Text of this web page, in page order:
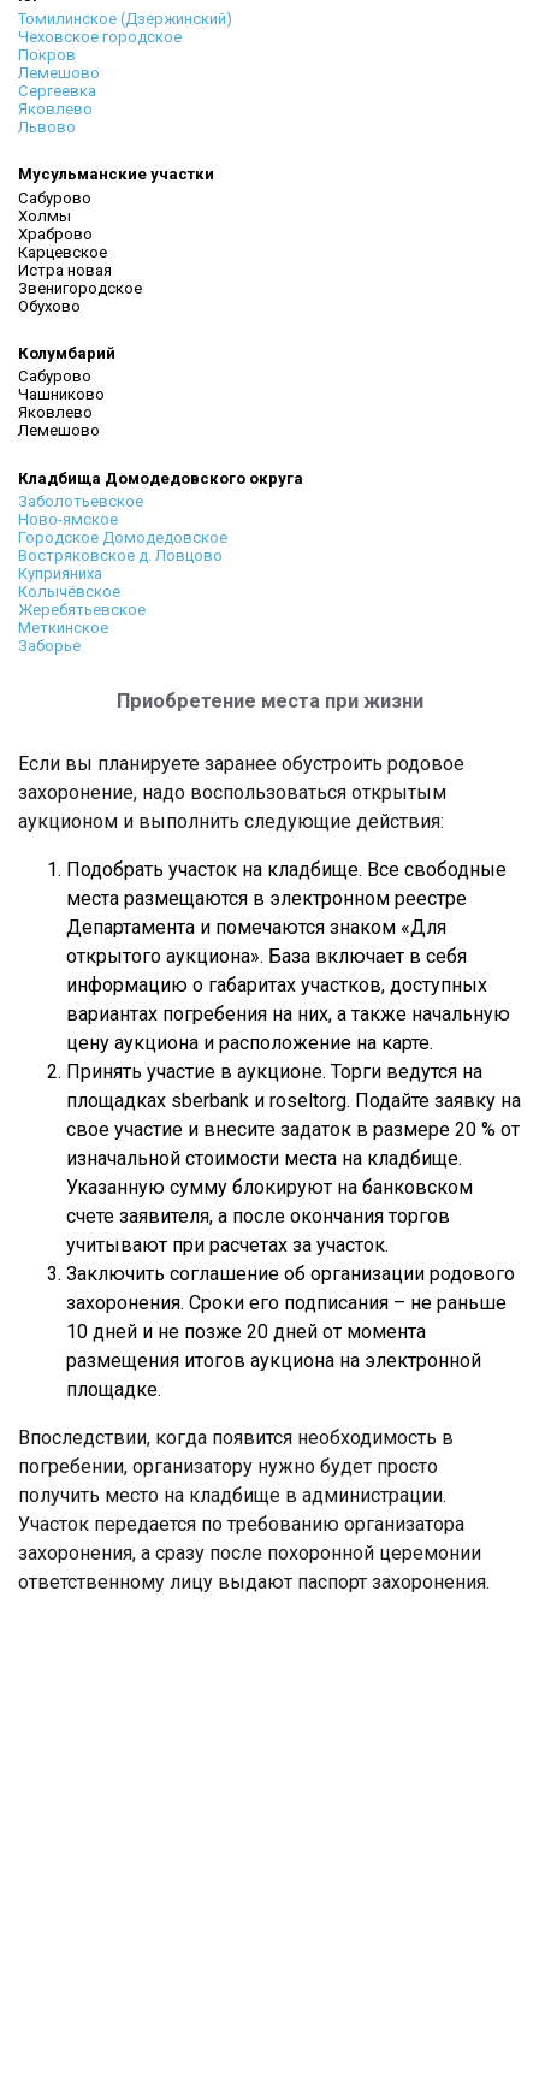
Томилинское (Дзержинский)
Чеховское городское
Покров
Лемешово
Сергеевка
Яковлево
Львово
Мусульманские участки
Сабурово
Холмы
Храброво
Карцевское
Истра новая
Звенигородское
Обухово
Колумбарий
Сабурово
Чашниково
Яковлево
Лемешово
Кладбища Домодедовского округа
Заболотьевское
Ново-ямское
Городское Домодедовское
Востряковское д. Ловцово
Куприяниха
Колычёвское
Жеребятьевское
Меткинское
Заборье
Приобретение места при жизни
Если вы планируете заранее обустроить родовое
захоронение, надо воспользоваться открытым
аукционом и выполнить следующие действия:
Подобрать участок на кладбище. Все свободные
места размещаются в электронном реестре
Департамента и помечаются знаком «Для
открытого аукциона». База включает в себя
информацию о габаритах участков, доступных
вариантах погребения на них, а также начальную
цену аукциона и расположение на карте.
Принять участие в аукционе. Торги ведутся на
площадках sberbank и roseltorg. Подайте заявку на
свое участие и внесите задаток в размере 20 % от
изначальной стоимости места на кладбище.
Указанную сумму блокируют на банковском
счете заявителя, а после окончания торгов
учитывают при расчетах за участок.
Заключить соглашение об организации родового
захоронения. Сроки его подписания – не раньше
10 дней и не позже 20 дней от момента
размещения итогов аукциона на электронной
площадке.
Впоследствии, когда появится необходимость в
погребении, организатору нужно будет просто
получить место на кладбище в администрации.
Участок передается по требованию организатора
захоронения, а сразу после похоронной церемонии
ответственному лицу выдают паспорт захоронения.